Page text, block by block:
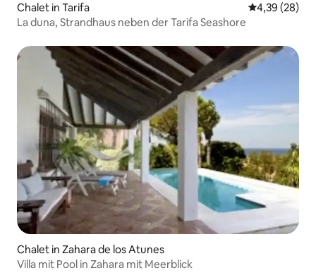
Chalet in Tarifa
4,39 (28)
La duna, Strandhaus neben der Tarifa Seashore
Chalet in Zahara de los Atunes
Villa mit Pool in Zahara mit Meerblick